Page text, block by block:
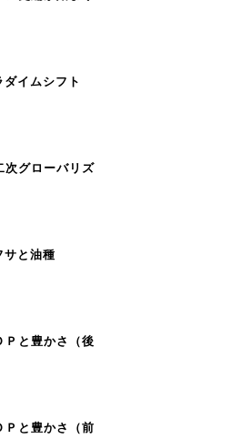
ダイムシフト
次グローバリズ
サと油種
Ｐと豊かさ（後
Ｐと豊かさ（前